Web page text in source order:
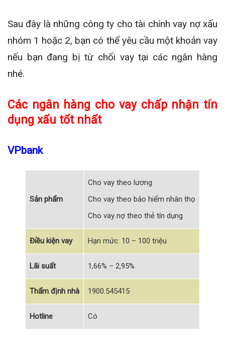
Sau đây là những công ty cho tài chính vay nợ xấu
nhóm 1 hoặc 2, bạn có thể yêu cầu một khoản vay
nếu bạn đang bị từ chối vay tại các ngân hàng
nhé.
Các ngân hàng cho vay chấp nhận tín
dụng xấu tốt nhất
VPbank
Sản phẩm
Cho vay theo lương
Cho vay theo bảo hiểm nhân thọ
Cho vay nợ theo thẻ tín dụng
Điều kiện vay Hạn mức: 10 – 100 triệu
Lãi suất 1,66% – 2,95%
Thẩm định nhà 1900.545415
Hotline Có